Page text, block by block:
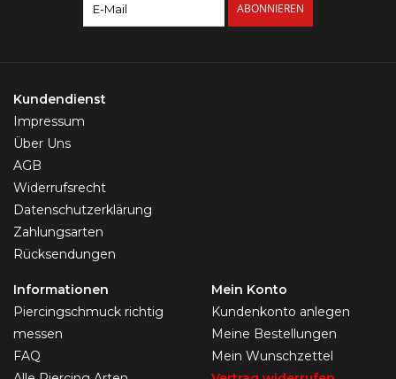
ABONNIEREN
Kundendienst
Impressum
Über Uns
AGB
Widerrufsrecht
Datenschutzerklärung
Zahlungsarten
Rücksendungen
Informationen
Piercingschmuck richtig
messen
FAQ
Mein Konto
Kundenkonto anlegen
Meine Bestellungen
Mein Wunschzettel